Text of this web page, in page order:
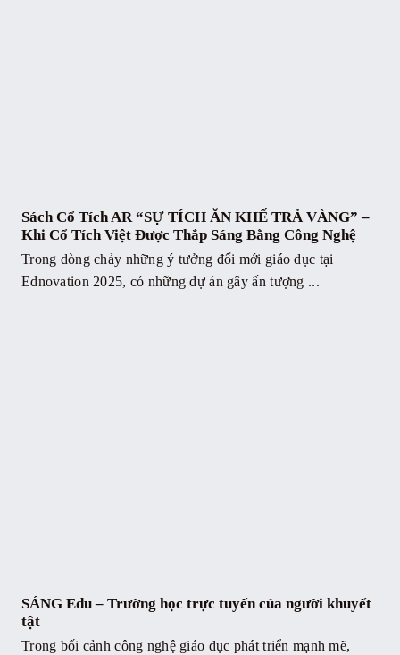
Sách Cổ Tích AR “SỰ TÍCH ĂN KHẾ TRẢ VÀNG” –
Khi Cổ Tích Việt Được Thắp Sáng Bằng Công Nghệ
Trong dòng chảy những ý tưởng đổi mới giáo dục tại
Ednovation 2025, có những dự án gây ấn tượng ...
SÁNG Edu – Trường học trực tuyến của người khuyết
tật
Trong bối cảnh công nghệ giáo dục phát triển mạnh mẽ,